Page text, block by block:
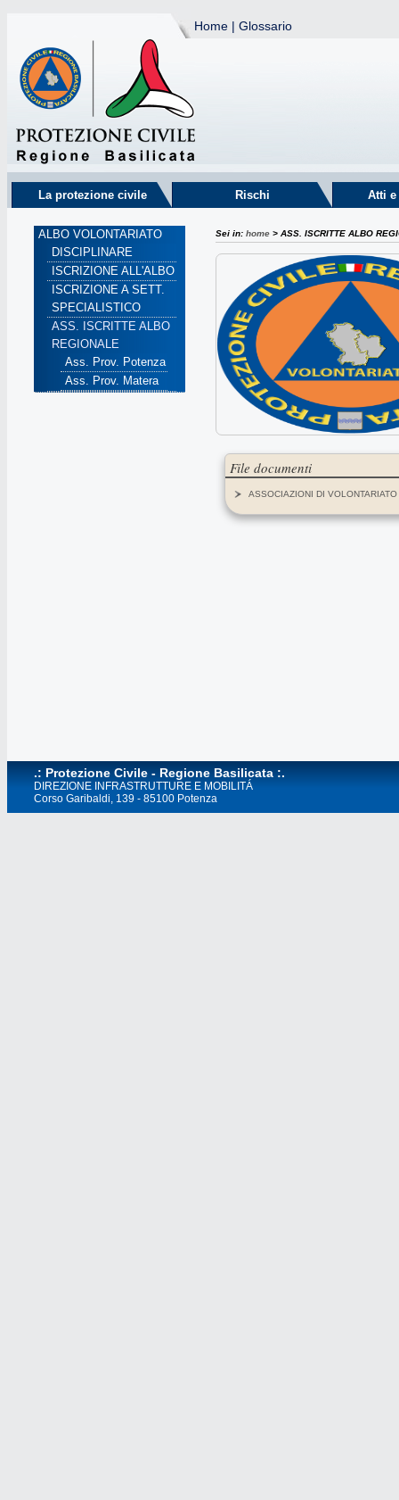
Home | Glossario
La protezione civile Rischi Atti
ALBO VOLONTARIATO
DISCIPLINARE
ISCRIZIONE ALL'ALBO
ISCRIZIONE A SETT.
SPECIALISTICO
ASS. ISCRITTE ALBO
REGIONALE
Ass. Prov. Potenza
Ass. Prov. Matera
Sei in: home > ASS. ISCRITTE ALBO
File documenti
ASSOCIAZIONI DI
.: Protezione Civile - Regione Basilicata :.
DIREZIONE INFRASTRUTTURE E MOBILITÁ
Corso Garibaldi, 139 - 85100 Potenza